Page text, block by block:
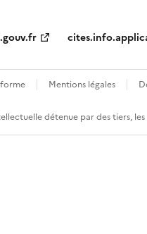
Mentions légales
détenue par des tiers,